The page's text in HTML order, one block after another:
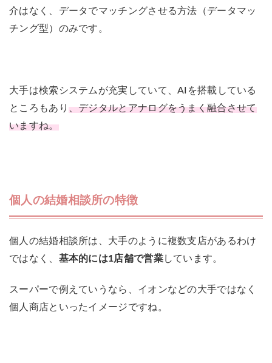
介はなく、データでマッチングさせる方法（データマッ
チング型）のみです。
大手は検索システムが充実していて、AIを搭載している
ところもあり 、デジタルとアナログをうまく融合させて
いますね。
個人の結婚相談所の特徴
個人の結婚相談所は、大手のように複数支店があるわけ
ではなく、 基本的には1店舗で営業しています。
スーパーで例えていうなら、イオンなどの大手ではなく
個人商店といったイメージですね。